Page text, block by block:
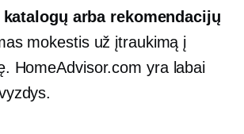
katalogų arba rekomendacijų
mokestis už įtraukimą į
HomeAdvisor.com yra labai